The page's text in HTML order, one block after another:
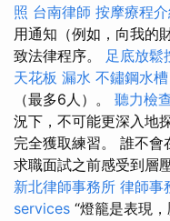
照 台南律師 按摩療程
用通知（例如，向我的
致法律程序。 足底放鬆
天花板 漏水 不鏽鋼水槽
（最多6人）。 聽力檢
況下，不可能更深入地
完全獲取練習。 誰不會
求職面試之前感受到層
新北律師事務所 律師事
services “燈籠是表現